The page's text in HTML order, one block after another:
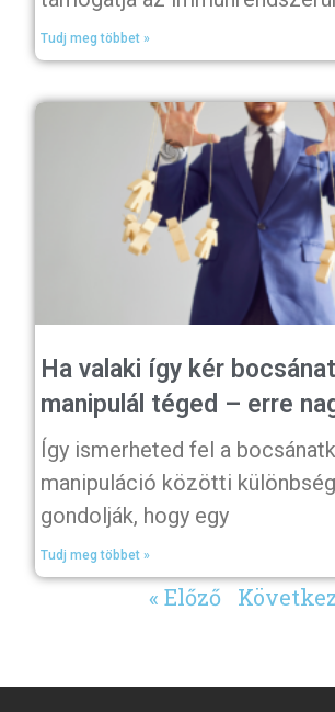
Tudj meg többet »
Ha valaki így kér
manipulál téged – erre
Így ismerheted fel a
manipuláció közötti
gondolják, hogy egy
Tudj meg többet »
« Előző